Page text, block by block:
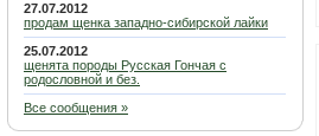
27.07.2012
продам щенка западно-сибирской лайки
25.07.2012
щенята породы Русская Гончая с
родословной и без.
Все сообщения »